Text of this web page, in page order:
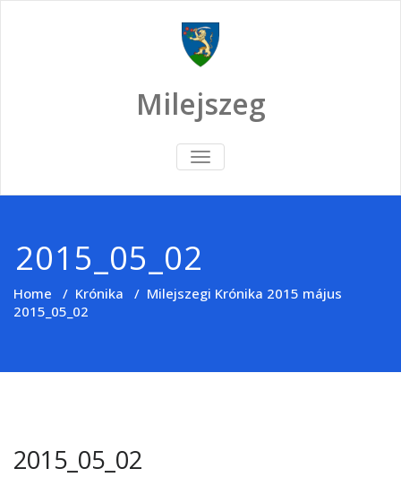
Milejszeg
TOGGLE
NAVIGATION
2015_05_02
Home / Krónika / Milejszegi Krónika 2015 május
2015_05_02
2015_05_02